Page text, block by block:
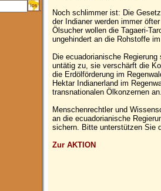
.
Noch schlimmer ist: Die
der Indianer werden immer
Ölsucher wollen die Tagaeri-
ungehindert an die Rohstoffe
Die ecuadorianische
untätig zu, sie verschärft die
die Erdölförderung im
Hektar Indianerland im
transnationalen Ölkonzernen
Menschenrechtler und
an die ecuadorianische
sichern. Bitte unterstützen Sie
Zur AKTION